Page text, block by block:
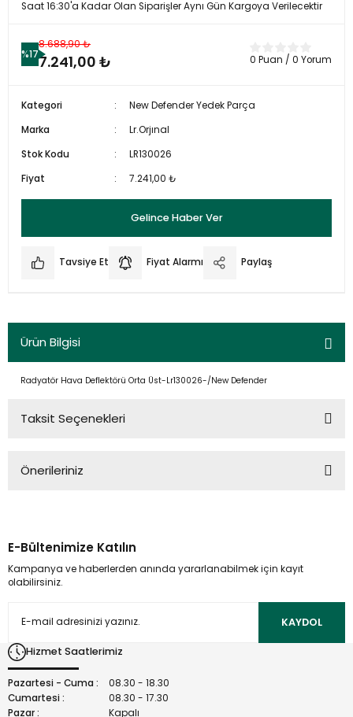
Saat 16:30'a Kadar Olan Siparişler Aynı Gün Kargoya Verilecektir
%17
8.688,90 ₺
7.241,00 ₺ 0 Puan / 0 Yorum
Kategori
New Defender Yedek Parça
Marka
Lr.Orjınal
Stok Kodu
LR130026
Fiyat
7.241,00 ₺
Gelince Haber Ver
Tavsiye Et Fiyat Alarmı Paylaş
Ürün Bilgisi
Radyatör Hava Deflektörü Orta Üst-Lr130026-/New Defender
Taksit Seçenekleri
Önerileriniz
kullanarak tarafımıza iletebilirsiniz.
Görüş ve önerileriniz için teşekkür ederiz.
Ürün açıklamasında eksik bilgiler bulunuyor.
Bu ürüne benzer farklı alternatifler olmalı.
E-Bültenimize Katılın
Kampanya ve haberlerden anında yararlanabilmek için kayıt
olabilirsiniz.
KAYDOL
Hizmet Saatlerimiz
Pazartesi - Cuma :
08.30 - 18.30
Cumartesi :
08.30 - 17.30
Pazar :
Kapalı